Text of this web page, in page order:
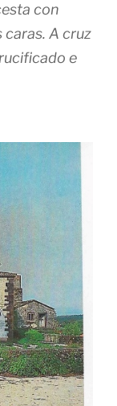
con
caras. A cruz
e